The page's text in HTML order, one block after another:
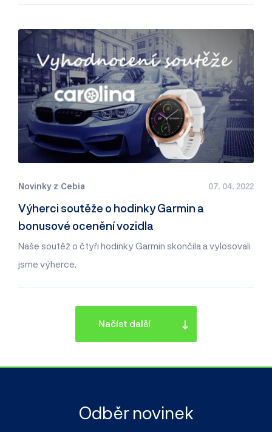
Novinky z Cebia 07. 04. 2022
Výherci soutěže o hodinky Garmin a
bonusové ocenění vozidla
Naše soutěž o čtyři hodinky Garmin skončila a vylosovali
jsme výherce.
Načíst další
Odběr novinek